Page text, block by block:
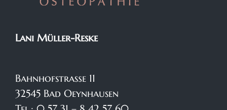
Lani Müller-Reske
Bahnhofstraße 11
32545 Bad Oeynhausen